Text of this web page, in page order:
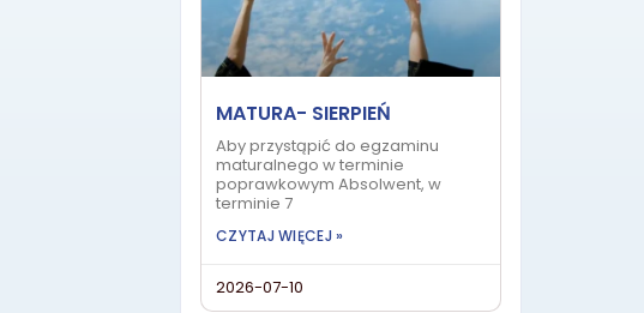
MATURA- SIERPIEŃ
Aby przystąpić do egzaminu
maturalnego w terminie
poprawkowym Absolwent, w
terminie 7
CZYTAJ WIĘCEJ »
2026-07-10